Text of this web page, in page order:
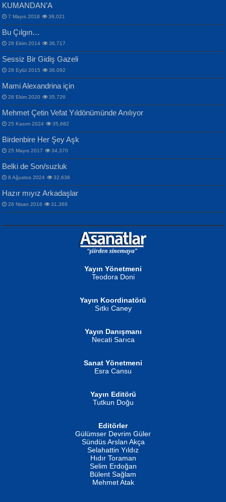
İPEK ACAR SERT
Gazze’nin Şecaati, Ümmetin İmtihanı...
MAHMUT GÜRBÜZ
İbrahim Olmak ve Bitirebilmek...
NURAN KÖSE BAYDAR
İSMAİL OKUTAN
Erkeklerin Kahrolması Ne Demektir
Selahattin Yıldız
İdrakimle Üşürken...
Songül Özel
Mahzen...
Ben Deniz Değilim ki...
Evvel Zaman Tanrıçası...
ERDEM BAYAZIT
Sana, Bana, Vatanıma, Ülkemin
İnsanlarına Dair...
NAZIM HİKMET RAN
Bir Cezaevinde, Tecritteki Adamın
Mektupları...
KUMANDAN’A
7 Mayıs 2018 38,021
Bu Çılgın…
28 Ekim 2014 36,717
Sessiz Bir Gidiş Gazeli
28 Eylül 2015 36,092
Mami Alexandrina için
28 Ekim 2020 35,726
Mehmet Çetin Vefat Yıldönümünde Anılıyor
25 Kasım 2024 35,682
Birdenbire Her Şey Aşk
25 Mayıs 2017 34,370
Belki de Son/suzluk
8 Ağustos 2024 32,638
Hazır mıyız Arkadaşlar
26 Nisan 2016 31,369
Yayın Yönetmeni
Teodora Doni
Yayın Koordinatörü
Sıtkı Caney
Yayın Danışmanı
Necati Sarıca
Sanat Yönetmeni
Esra Cansu
Yayın Editörü
Tutkun Doğu
Editörler
Gülümser Devrim Güler
Sündüs Arslan Akça
Selahattin Yıldız
Hıdır Toraman
Selim Erdoğan
Bülent Sağlam
Mehmet Atak